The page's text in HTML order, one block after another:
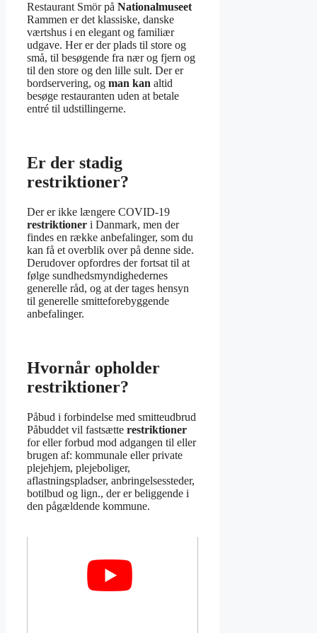
Restaurant Smör på Nationalmuseet
Rammen er det klassiske, danske
værtshus i en elegant og familiær
udgave. Her er der plads til store og
små, til besøgende fra nær og fjern og
til den store og den lille sult. Der er
bordservering, og man kan altid
besøge restauranten uden at betale
entré til udstillingerne.
Er der stadig
restriktioner?
Der er ikke længere COVID-19
restriktioner i Danmark, men der
findes en række anbefalinger, som du
kan få et overblik over på denne side.
Derudover opfordres der fortsat til at
følge sundhedsmyndighedernes
generelle råd, og at der tages hensyn
til generelle smitteforebyggende
anbefalinger.
Hvornår opholder
restriktioner?
Påbud i forbindelse med smitteudbrud
Påbuddet vil fastsætte restriktioner
for eller forbud mod adgangen til eller
brugen af: kommunale eller private
plejehjem, plejeboliger,
aflastningspladser, anbringelsessteder,
botilbud og lign., der er beliggende i
den pågældende kommune.